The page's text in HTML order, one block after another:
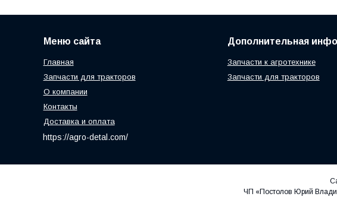
Меню сайта
Главная
Запчасти для тракторов
О компании
Контакты
Доставка и оплата
Дополнительная
Запчасти к агротехнике
Запчасти для тракторов
https://agro-detal.com/